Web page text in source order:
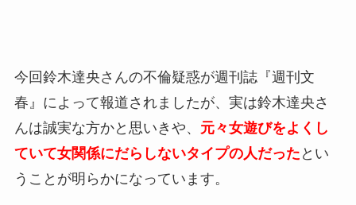
今回鈴木達央さんの不倫疑惑が週刊誌『週刊文
春』によって報道されましたが、実は鈴木達央さ
んは誠実な方かと思いきや、 元々女遊びをよくし
ていて女関係にだらしないタイプの人だった とい
うことが明らかになっています。